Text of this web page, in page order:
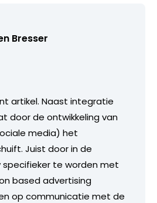
Bresser
artikel. Naast integratie
door de ontwikkeling van
media) het
Juist door in de
te worden met
based advertising
op communicatie met de